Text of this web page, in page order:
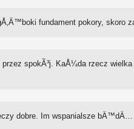
fundament pokory, skoro
spokÃ³j. KaÅ¼da rzecz
dobre. Im wspanialsze